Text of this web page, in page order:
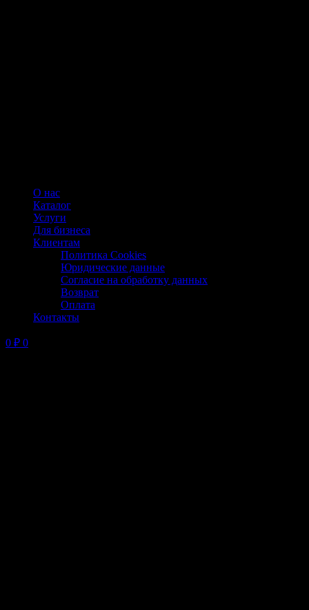
О нас
Каталог
Услуги
Для бизнеса
Клиентам
Политика Cookies
Юридические данные
Согласие на обработку данных
Возврат
Оплата
Контакты
0 ₽ 0